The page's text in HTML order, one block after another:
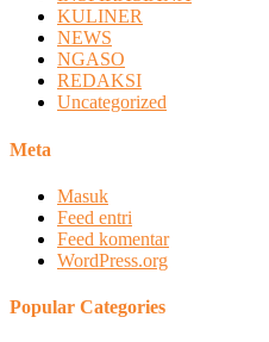
KULINER
NEWS
NGASO
REDAKSI
Uncategorized
Meta
Masuk
Feed entri
Feed komentar
WordPress.org
Popular Categories